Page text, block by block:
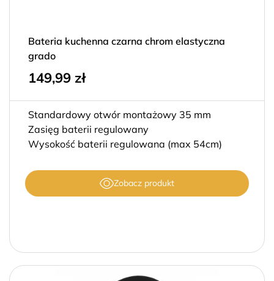
Bateria kuchenna czarna chrom elastyczna
grado
149,99 zł
Standardowy otwór montażowy 35 mm
Zasięg baterii regulowany
Wysokość baterii regulowana (max 54cm)
Zobacz produkt